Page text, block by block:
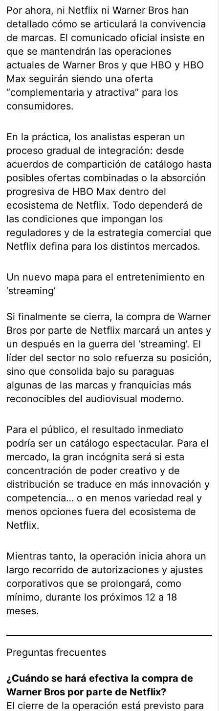
Por ahora, ni Netflix ni Warner Bros han
detallado cómo se articulará la convivencia
de marcas. El comunicado oficial insiste en
que se mantendrán las operaciones
actuales de Warner Bros y que HBO y HBO
Max seguirán siendo una oferta
“complementaria y atractiva” para los
consumidores.
En la práctica, los analistas esperan un
proceso gradual de integración: desde
acuerdos de compartición de catálogo hasta
posibles ofertas combinadas o la absorción
progresiva de HBO Max dentro del
ecosistema de Netflix. Todo dependerá de
las condiciones que impongan los
reguladores y de la estrategia comercial que
Netflix defina para los distintos mercados.
Un nuevo mapa para el entretenimiento en
‘streaming’
Si finalmente se cierra, la compra de Warner
Bros por parte de Netflix marcará un antes y
un después en la guerra del ‘streaming’. El
líder del sector no solo refuerza su posición,
sino que consolida bajo su paraguas
algunas de las marcas y franquicias más
reconocibles del audiovisual moderno.
Para el público, el resultado inmediato
podría ser un catálogo espectacular. Para el
mercado, la gran incógnita será si esta
concentración de poder creativo y de
distribución se traduce en más innovación y
competencia… o en menos variedad real y
menos opciones fuera del ecosistema de
Netflix.
Mientras tanto, la operación inicia ahora un
largo recorrido de autorizaciones y ajustes
corporativos que se prolongará, como
mínimo, durante los próximos 12 a 18
meses.
Preguntas frecuentes
¿Cuándo se hará efectiva la compra de
Warner Bros por parte de Netflix?
El cierre de la operación está previsto para